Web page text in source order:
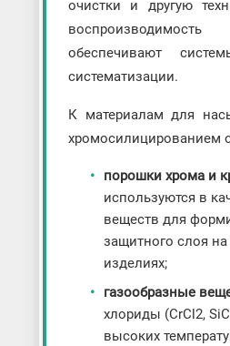
очистки и другую
обеспечивают
систематизации.
К материалам для
хромосилицированием
порошки хрома и
используются в
веществ для
защитного слоя
изделиях;
газообразные
хлориды (CrCl2,
высоких